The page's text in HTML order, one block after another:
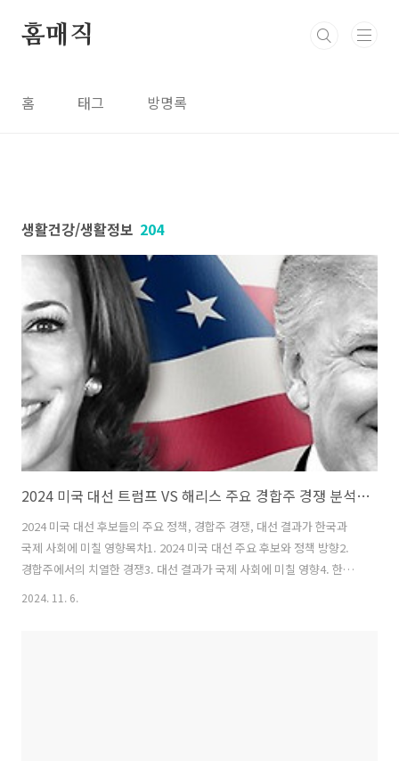
홈매직
홈 태그 방명록
생활건강/생활정보 204
2024 미국 대선 트럼프 VS 해리스 주요 경합주 경쟁 분석 한국에 미칠 파급 효과
2024 미국 대선 후보들의 주요 정책, 경합주 경쟁, 대선 결과가 한국과
국제 사회에 미칠 영향목차1. 2024 미국 대선 주요 후보와 정책 방향2.
경합주에서의 치열한 경쟁3. 대선 결과가 국제 사회에 미칠 영향4. 한국
경제에 미치는 파급 효과5. 대선 이후 미국과의 관계 변화 예상1. 2024
2024. 11. 6.